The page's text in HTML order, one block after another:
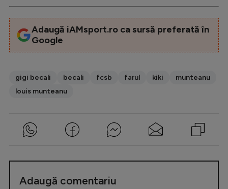
Adaugă iAMsport.ro ca sursă preferată în
Google
gigi becali becali fcsb farul kiki
munteanu
louis munteanu
Adaugă comentariu